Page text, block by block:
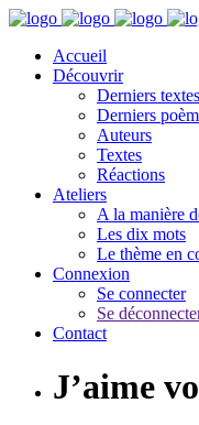
Accueil
Découvrir
Derniers textes
Derniers
Auteurs
Textes
Réactions
Ateliers
A la manière
Les dix mots
Le thème en
Connexion
Se connecter
Se
Contact
J’aime